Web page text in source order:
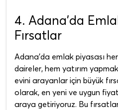
4. Adana'da
Fırsatlar
Adana'da emlak piyasası
daireler, hem yatırım
evini arayanlar için büyük
olarak, en yeni ve uygun
araya getiriyoruz. Bu